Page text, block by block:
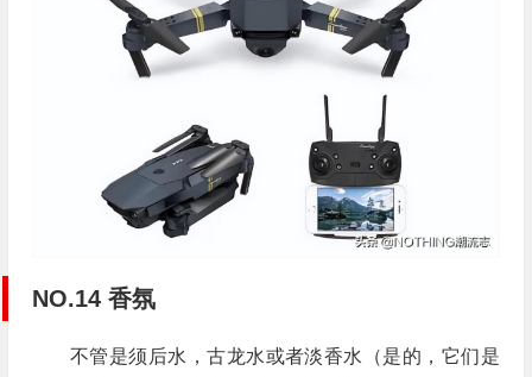
NO.14 香氛
不管是须后水，古龙水或者淡香水（是的，它们是